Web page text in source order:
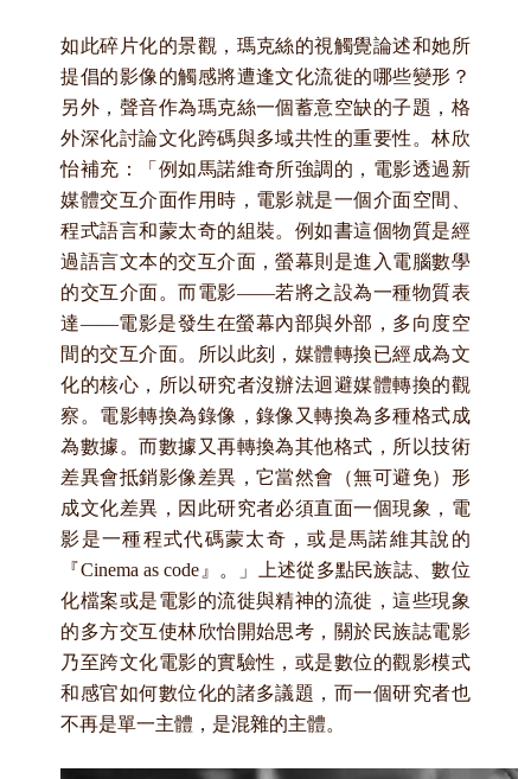
如此碎片化的景觀，瑪克絲的視觸覺論述和她所
提倡的影像的觸感將遭逢文化流徙的哪些變形？
另外，聲音作為瑪克絲一個蓄意空缺的子題，格
外深化討論文化跨碼與多域共性的重要性。林欣
怡補充：「例如馬諾維奇所強調的，電影透過新
媒體交互介面作用時，電影就是一個介面空間、
程式語言和蒙太奇的組裝。例如書這個物質是經
過語言文本的交互介面，螢幕則是進入電腦數學
的交互介面。而電影——若將之設為一種物質表
達——電影是發生在螢幕內部與外部，多向度空
間的交互介面。所以此刻，媒體轉換已經成為文
化的核心，所以研究者沒辦法迴避媒體轉換的觀
察。電影轉換為錄像，錄像又轉換為多種格式成
為數據。而數據又再轉換為其他格式，所以技術
差異會抵銷影像差異，它當然會（無可避免）形
成文化差異，因此研究者必須直面一個現象，電
影是一種程式代碼蒙太奇，或是馬諾維其說的
『Cinema as code 』。」上述從多點民族誌、數位
化檔案或是電影的流徙與精神的流徙，這些現象
的多方交互使林欣怡開始思考，關於民族誌電影
乃至跨文化電影的實驗性，或是數位的觀影模式
和感官如何數位化的諸多議題，而一個研究者也
不再是單一主體，是混雜的主體。